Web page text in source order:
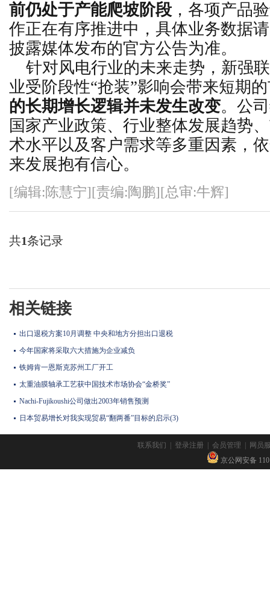
前仍处于产能爬坡阶段 ，各项产品
作正在有序推进中，具体业务数据
披露媒体发布的官方公告为准。
针对风电行业的未来走势，新强
业受阶段性“抢装”影响会带来短期
的长期增长逻辑并未发生改变。公
国家产业政策、行业整体发展趋势
术水平以及客户需求等多重因素，
来发展抱有信心。
[编辑:陈慧宁][责编:陶鹏][总审:牛辉]
共1条记录
相关链接
出口退税方案10月调整 中央和地方分担出口退税
今年国家将采取六大措施为企业减负
铁姆肯一恩斯克苏州工厂开工
太重油膜轴承工艺获中国技术市场协会“金桥奖”
Nachi-Fujikoushi公司做出2003年销售预测
日本贸易增长对我实现贸易“翻两番”目标的启示(3)
联系我们 登录注册 会员管理
网员
京公网安备